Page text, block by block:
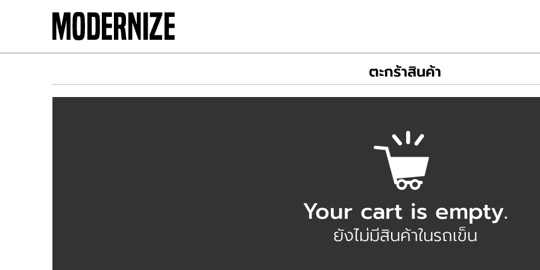
ตะกร้าสินค้า
Your cart is empty.
ยังไม่มีสินค้าในรถเข็น